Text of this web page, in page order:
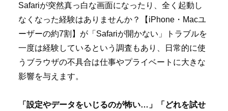
Safariが突然真っ白な画面になったり、全く起動し
なくなった経験はありませんか？【iPhone・Macユ
ーザーの約7割】が「Safariが開かない」トラブルを
一度は経験しているという調査もあり、日常的に使
うブラウザの不具合は仕事やプライベートに大きな
影響を与えます。
「設定やデータをいじるのが怖い…」「どれを試せ